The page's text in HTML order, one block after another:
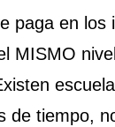
paga en
MISMO
tiempo,